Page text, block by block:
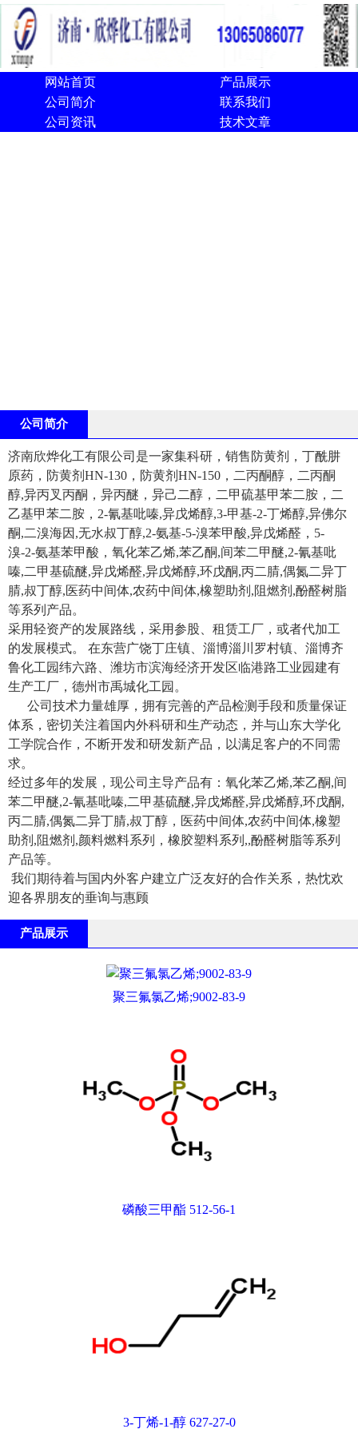
网站首页
产品展示
公司简介
联系我们
公司资讯
技术文章
公司简介
济南欣烨化工有限公司是一家集科研，销售防黄剂，丁酰肼
原药，防黄剂HN-130，防黄剂HN-150，二丙酮醇，二丙酮
醇,异丙叉丙酮，异丙醚，异己二醇，二甲硫基甲苯二胺，二
乙基甲苯二胺，2-氰基吡嗪,异戊烯醇,3-甲基-2-丁烯醇,异佛尔
酮,二溴海因,无水叔丁醇,2-氨基-5-溴苯甲酸,异戊烯醛，5-
溴-2-氨基苯甲酸，氧化苯乙烯,苯乙酮,间苯二甲醚,2-氰基吡
嗪,二甲基硫醚,异戊烯醛,异戊烯醇,环戊酮,丙二腈,偶氮二异丁
腈,叔丁醇,医药中间体,农药中间体,橡塑助剂,阻燃剂,酚醛树脂
等系列产品。
采用轻资产的发展路线，采用参股、租赁工厂，或者代加工
的发展模式。 在东营广饶丁庄镇、淄博淄川罗村镇、淄博齐
鲁化工园纬六路、潍坊市滨海经济开发区临港路工业园建有
生产工厂，德州市禹城化工园。
公司技术力量雄厚，拥有完善的产品检测手段和质量保证
体系，密切关注着国内外科研和生产动态，并与山东大学化
工学院合作，不断开发和研发新产品，以满足客户的不同需
求。
经过多年的发展，现公司主导产品有：氧化苯乙烯,苯乙酮,间
苯二甲醚,2-氰基吡嗪,二甲基硫醚,异戊烯醛,异戊烯醇,环戊酮,
丙二腈,偶氮二异丁腈,叔丁醇，医药中间体,农药中间体,橡塑
助剂,阻燃剂,颜料燃料系列，橡胶塑料系列,,酚醛树脂等系列
产品等。
我们期待着与国内外客户建立广泛友好的合作关系，热忱欢
迎各界朋友的垂询与惠顾
产品展示
聚三氟氯乙烯;9002-83-9
磷酸三甲酯 512-56-1
3-丁烯-1-醇 627-27-0